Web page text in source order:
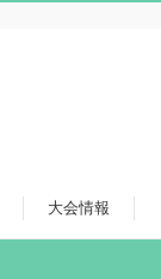
大会情報